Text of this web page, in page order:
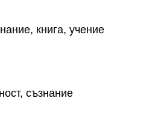
книга, учение
съзнание